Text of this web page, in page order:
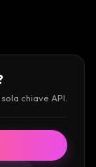
chiave API.